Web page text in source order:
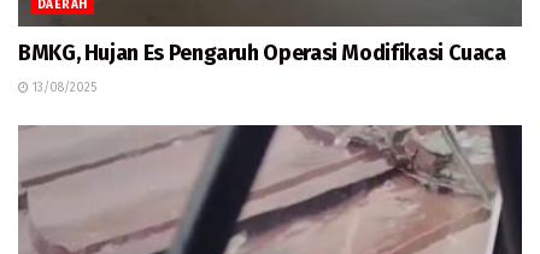
DAERAH
BMKG, Hujan Es Pengaruh Operasi Modifikasi Cuaca
13/08/2025